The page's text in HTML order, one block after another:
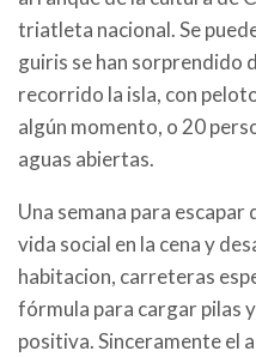
triatleta nacional. Se
guiris se han sorprendido
recorrido la isla, con
algún momento, o 20
aguas abiertas.
Una semana para
vida social en la cena y
habitacion, carreteras
fórmula para cargar pilas
positiva. Sinceramente el